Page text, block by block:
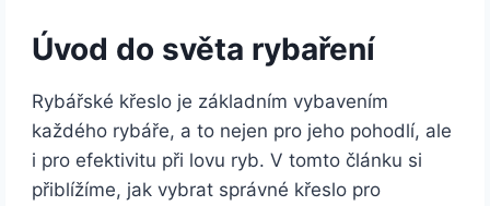
Úvod do světa rybaření
Rybářské křeslo je základním vybavením
každého rybáře, a to nejen pro jeho pohodlí, ale
i pro efektivitu při lovu ryb. V tomto článku si
přiblížíme, jak vybrat správné křeslo pro